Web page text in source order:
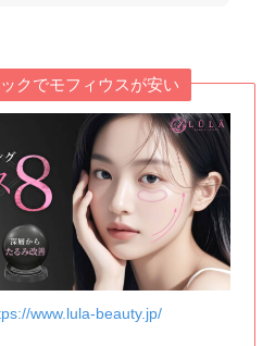
クでモフィウスが安い
www.lula-beauty.jp/